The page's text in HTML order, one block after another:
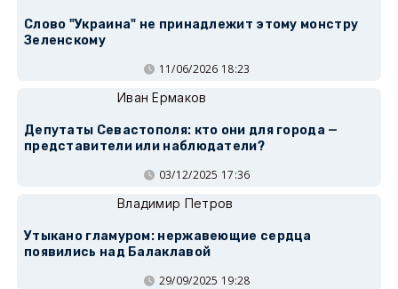
Слово "Украина" не принадлежит этому монстру
Зеленскому
11/06/2026 18:23
Иван Ермаков
Депутаты Севастополя: кто они для города —
представители или наблюдатели?
03/12/2025 17:36
Владимир Петров
Утыкано гламуром: нержавеющие сердца
появились над Балаклавой
29/09/2025 19:28